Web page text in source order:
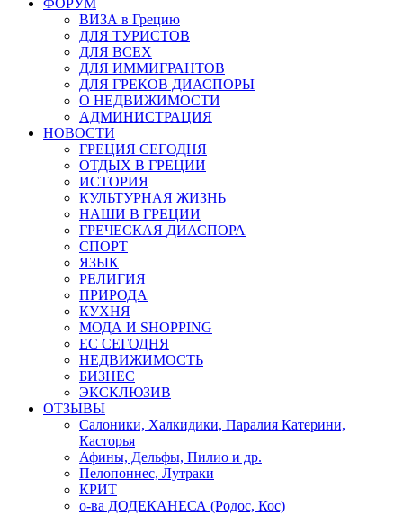
ФОРУМ
ВИЗА в Грецию
ДЛЯ ТУРИСТОВ
ДЛЯ ВСЕХ
ДЛЯ ИММИГРАНТОВ
ДЛЯ ГРЕКОВ ДИАСПОРЫ
О НЕДВИЖИМОСТИ
АДМИНИСТРАЦИЯ
НОВОСТИ
ГРЕЦИЯ СЕГОДНЯ
ОТДЫХ В ГРЕЦИИ
ИСТОРИЯ
КУЛЬТУРНАЯ ЖИЗНЬ
НАШИ В ГРЕЦИИ
ГРЕЧЕСКАЯ ДИАСПОРА
СПОРТ
ЯЗЫК
РЕЛИГИЯ
ПРИРОДА
КУХНЯ
МОДА И SHOPPING
ЕС СЕГОДНЯ
НЕДВИЖИМОСТЬ
БИЗНЕС
ЭКСКЛЮЗИВ
ОТЗЫВЫ
Салоники, Халкидики, Паралия Катерини,
Касторья
Афины, Дельфы, Пилио и др.
Пелопоннес, Лутраки
КРИТ
о-ва ДОДЕКАНЕСА (Родос, Кос)